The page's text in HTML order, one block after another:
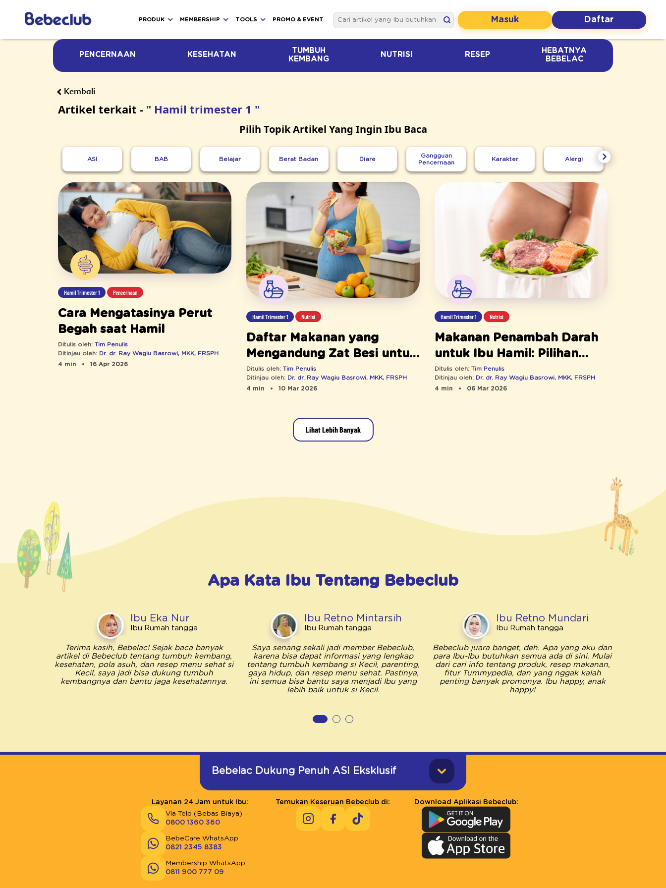
PRODUK MEMBERSHIP TOOLS PROMO & EVENT Masuk Daftar
PENCERNAAN KESEHATAN
TUMBUH
KEMBANG
NUTRISI RESEP
HEBATNYA
BEBELAC
Kembali
Artikel terkait - " Hamil trimester 1 "
Pilih Topik Artikel Yang Ingin Ibu Baca
ASI BAB Belajar Berat Badan Diare
Gangguan
Pencernaan
Karakter Alergi
Hamil Trimester 1 Pencernaan
Cara Mengatasinya Perut
Begah saat Hamil
Ditulis oleh: Tim Penulis
Ditinjau oleh: Dr. dr. Ray Wagiu Basrowi, MKK, FRSPH
4 min
16 Apr 2026
Hamil Trimester 1 Nutrisi
Daftar Makanan yang
Mengandung Zat Besi untuk
Ibu Hamil untuk Cegah
Anemia
Ditulis oleh: Tim Penulis
Ditinjau oleh: Dr. dr. Ray Wagiu Basrowi, MKK, FRSPH
4 min
10 Mar 2026
Hamil Trimester 1 Nutrisi
Makanan Penambah Darah
untuk Ibu Hamil: Pilihan
Aman
Ditulis oleh: Tim Penulis
Ditinjau oleh: Dr. dr. Ray Wagiu Basrowi, MKK, FRSPH
4 min
06 Mar 2026
Lihat Lebih Banyak
Apa Kata Ibu Tentang Bebeclub
Ibu Eka Nur
Ibu Rumah tangga
Terima kasih, Bebelac! Sejak baca banyak
artikel di Bebeclub tentang tumbuh kembang,
kesehatan, pola asuh, dan resep menu sehat si
Kecil, saya jadi bisa dukung tumbuh
kembangnya dan bantu jaga kesehatannya.
Ibu Retno Mintarsih
Ibu Rumah tangga
Saya senang sekali jadi member Bebeclub,
karena bisa dapat informasi yang lengkap
tentang tumbuh kembang si Kecil, parenting,
gaya hidup, dan resep menu sehat. Pastinya,
ini semua bisa bantu saya menjadi Ibu yang
lebih baik untuk si Kecil.
Ibu Retno Mundari
Ibu Rumah tangga
Bebeclub juara banget, deh. Apa yang aku dan
para Ibu-Ibu butuhkan semua ada di sini. Mulai
dari cari info tentang produk, resep makanan,
fitur Tummypedia, dan yang nggak kalah
penting banyak promonya. Ibu happy, anak
happy!
Bebelac Dukung Penuh ASI Eksklusif
Layanan 24 Jam untuk Ibu:
Via Telp (Bebas Biaya)
0800 1360 360
BebeCare WhatsApp
0821 2345 8383
Membership WhatsApp
0811 900 777 09
Temukan Keseruan Bebeclub di: Download Aplikasi Bebeclub: